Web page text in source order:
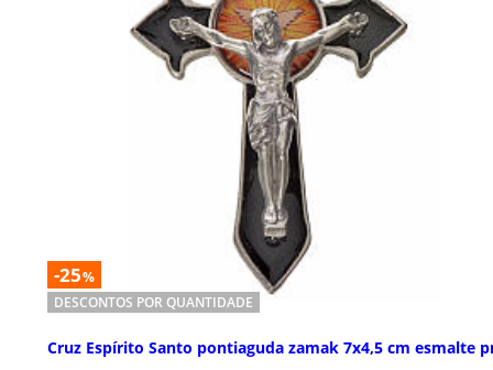
-25%
DESCONTOS POR QUANTIDADE
Cruz Espírito Santo pontiaguda zamak 7x4,5 cm esmalte